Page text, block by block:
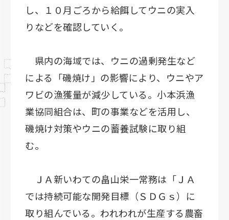
し、１０月ごろから給餌してウニの実入
りなどを確認していく。
県内の海域では、ウニの過剰発生など
による「磯焼け」の影響により、ウニやア
ワビの漁獲量が減少している。小本浜漁
業協同組合は、町の事業などを活用し、
磯焼け対策やウニの蓄養試験に取り組
む。
ＪＡ新いわての畠山栄一常務は「ＪＡ
では持続可能な開発目標（ＳＤＧｓ）に
取り組んでいる。われわれが生産する農畜